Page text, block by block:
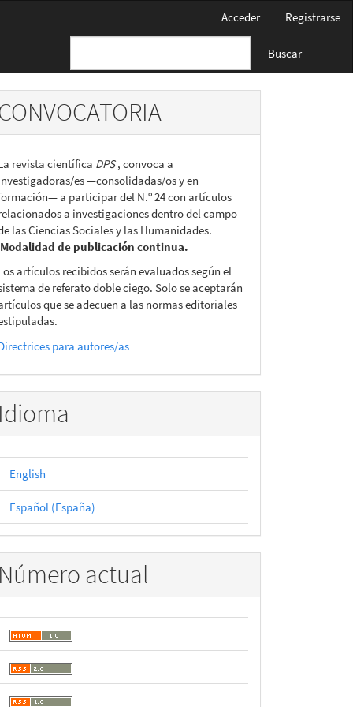
Acceder Registrarse
Buscar
revista científica DPS, convoca a
es —consolidadas/os y en
a participar del N.º 24 con artículos
a investigaciones dentro del campo
las Ciencias Sociales y las Humanidades.
Modalidad de publicación continua.
artículos recibidos serán evaluados según el
de referato doble ciego. Solo se aceptarán
que se adecuen a las normas editoriales
para autores/as
Idioma
English
Español (España)
Número actual